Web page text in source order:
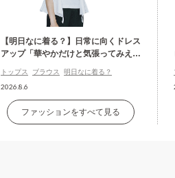
【明日なに着る？】日常に向くドレス
アップ「華やかだけと気張ってみえな
トップス ブラウス 明日なに着る？
2026.8.6
ファッションをすべて見る